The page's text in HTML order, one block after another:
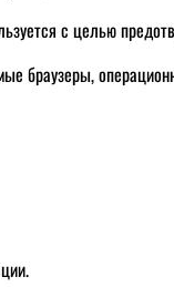
с целью
браузеры,